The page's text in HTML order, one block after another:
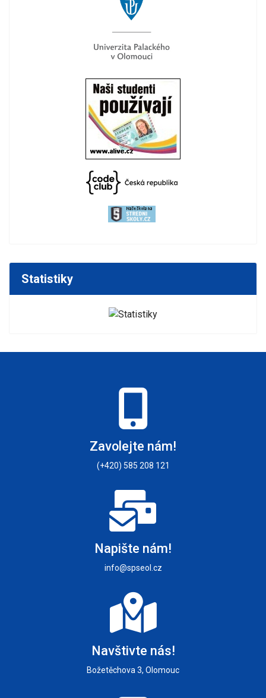
Statistiky
Zavolejte nám!
(+420) 585 208 121
Napište nám!
info@spseol.cz
Navštivte nás!
Božetěchova 3, Olomouc